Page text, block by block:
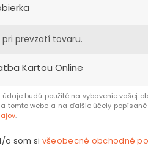
pri prevzatí tovaru.
Kartou Online
údaje budú použité na vybavenie vašej
tomto webe a na ďalšie účely
.
a som si všeobecné obchodné